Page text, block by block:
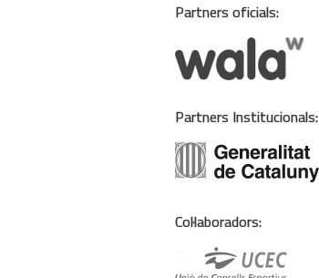
Partners oficials:
Partners Institucionals:
Col·laboradors: